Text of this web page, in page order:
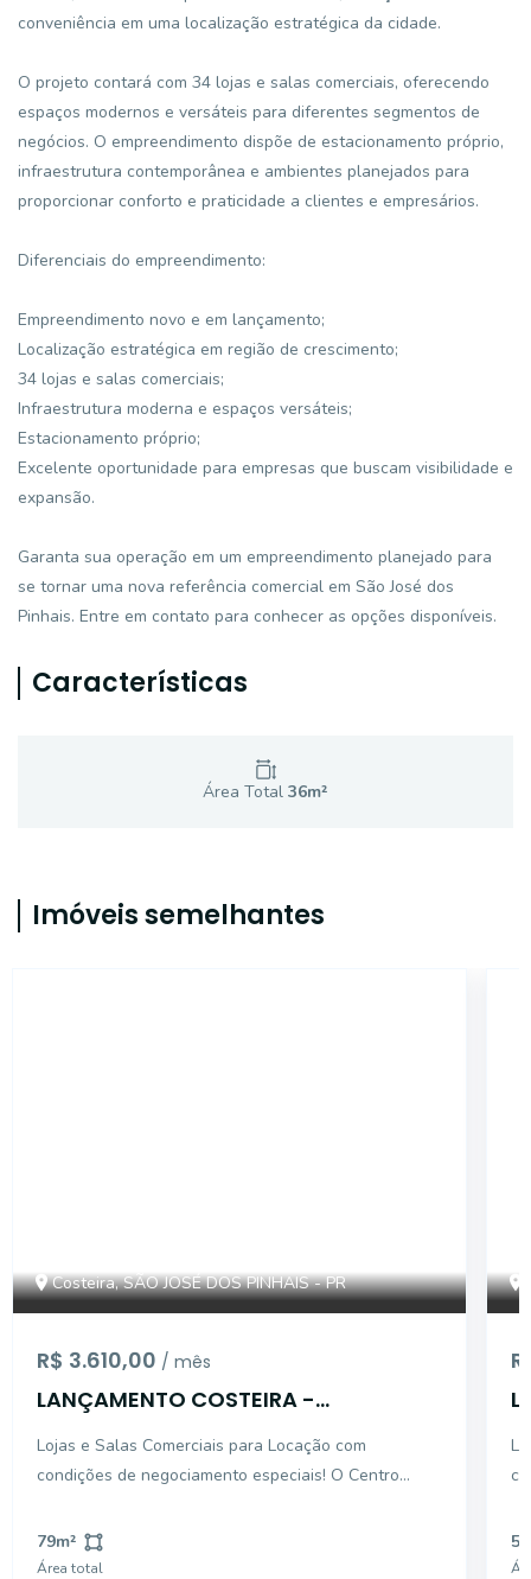
conveniência em uma localização estratégica da cidade.
O projeto contará com 34 lojas e salas comerciais, oferecendo
espaços modernos e versáteis para diferentes segmentos de
negócios. O empreendimento dispõe de estacionamento próprio,
infraestrutura contemporânea e ambientes planejados para
proporcionar conforto e praticidade a clientes e empresários.
Diferenciais do empreendimento:
Empreendimento novo e em lançamento;
Localização estratégica em região de crescimento;
34 lojas e salas comerciais;
Infraestrutura moderna e espaços versáteis;
Estacionamento próprio;
Excelente oportunidade para empresas que buscam visibilidade e
expansão.
Garanta sua operação em um empreendimento planejado para
se tornar uma nova referência comercial em São José dos
Pinhais. Entre em contato para conhecer as opções disponíveis.
Características
Área Total 36m²
Imóveis semelhantes
Costeira, SÃO JOSÉ DOS PINHAIS - PR
R$ 3.610,00 / mês
LANÇAMENTO COSTEIRA -
Lojas e Salas Comerciais para Locação com
condições de negociamento especiais! O Centro
empreendimento em fase de lançamento em São
José dos Pinhais, desenvolvido para reunir comércio,
79m²
Área total
56